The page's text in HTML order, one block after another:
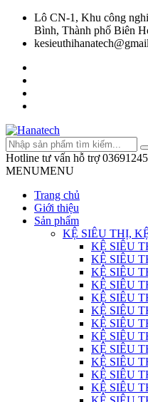
Lô CN-1, Khu công
Bình, Thành phố Biên
Hotline tư vấn hỗ trợ
MENUMENU
Trang chủ
Giới thiệu
Sản phẩm
KỆ SIÊU THỊ,
KỆ SIÊU
KỆ SIÊU
KỆ SIÊU
KỆ SIÊU
KỆ SIÊU
KỆ SIÊU
KỆ SIÊU
KỆ SIÊU
KỆ SIÊU
KỆ SIÊU
KỆ SIÊU
KỆ SIÊU